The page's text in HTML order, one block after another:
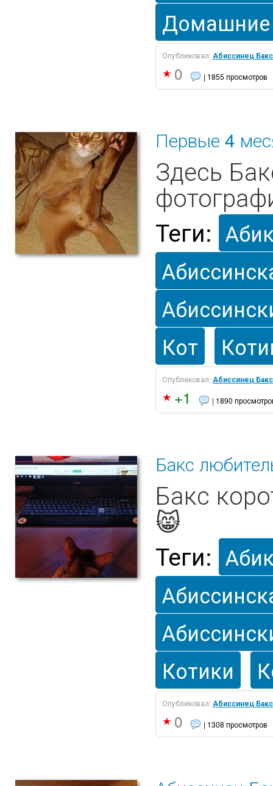
Опубликовал:Абиссинец Бакс
0 | 1855 просмотров
Первые 4
Здесь
Теги:
Кот
Опубликовал:Абиссинец Бакс
+1 | 1890
Бакс
Бакс
😸
Теги:
Котики
Опубликовал:Абиссинец Бакс
0 | 1308 просмотров